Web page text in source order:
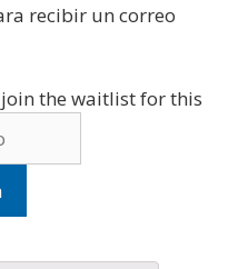
recibir un correo
the waitlist for this